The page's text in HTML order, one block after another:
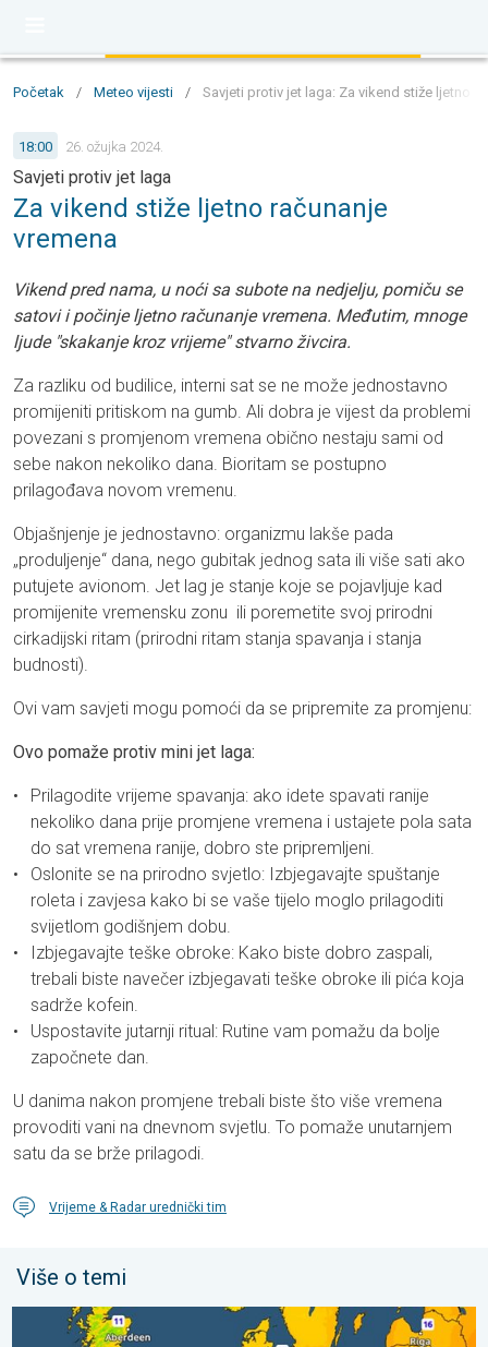
Početak / Meteo vijesti / Savjeti protiv jet laga: Za vikend stiže ljetno
18:00 26. ožujka 2024.
Savjeti protiv jet laga
Za vikend stiže ljetno računanje
vremena
Vikend pred nama, u noći sa subote na nedjelju, pomiču se
satovi i počinje ljetno računanje vremena. Međutim, mnoge
ljude "skakanje kroz vrijeme" stvarno živcira.
Za razliku od budilice, interni sat se ne može jednostavno
promijeniti pritiskom na gumb. Ali dobra je vijest da problemi
povezani s promjenom vremena obično nestaju sami od
sebe nakon nekoliko dana. Bioritam se postupno
prilagođava novom vremenu.
Objašnjenje je jednostavno: organizmu lakše pada
„produljenje“ dana, nego gubitak jednog sata ili više sati ako
putujete avionom. Jet lag je stanje koje se pojavljuje kad
promijenite vremensku zonu ili poremetite svoj prirodni
cirkadijski ritam (prirodni ritam stanja spavanja i stanja
budnosti).
Ovi vam savjeti mogu pomoći da se pripremite za promjenu:
Ovo pomaže protiv mini jet laga:
Prilagodite vrijeme spavanja: ako idete spavati ranije
nekoliko dana prije promjene vremena i ustajete pola sata
do sat vremena ranije, dobro ste pripremljeni.
Oslonite se na prirodno svjetlo: Izbjegavajte spuštanje
roleta i zavjesa kako bi se vaše tijelo moglo prilagoditi
svijetlom godišnjem dobu.
Izbjegavajte teške obroke: Kako biste dobro zaspali,
trebali biste navečer izbjegavati teške obroke ili pića koja
sadrže kofein.
Uspostavite jutarnji ritual: Rutine vam pomažu da bolje
započnete dan.
U danima nakon promjene trebali biste što više vremena
provoditi vani na dnevnom svjetlu. To pomaže unutarnjem
satu da se brže prilagodi.
Vrijeme & Radar urednički tim
Više o temi
Hladnije noći pred nama. Zapadna-središnja Europa. . .